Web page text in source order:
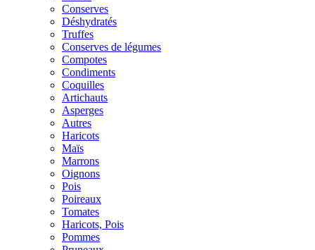
Conserves
Déshydratés
Truffes
Conserves de légumes
Compotes
Condiments
Coquilles
Artichauts
Asperges
Autres
Haricots
Maïs
Marrons
Oignons
Pois
Poireaux
Tomates
Haricots, Pois
Pommes